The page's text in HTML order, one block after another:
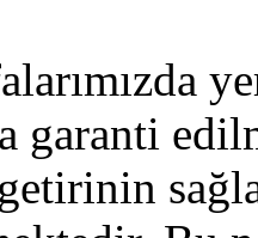
garanti